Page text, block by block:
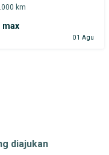
km
max
01 Agu
diajukan